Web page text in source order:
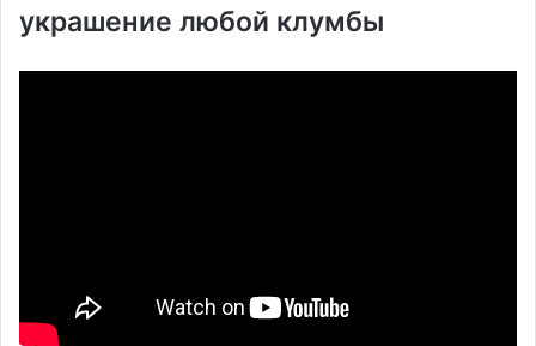
украшение любой клумбы